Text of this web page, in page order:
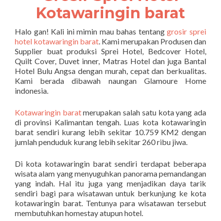
Kotawaringin barat
Halo gan! Kali ini mimin mau bahas tentanggrosir sprei
hotel kotawaringin barat. Kami merupakan Produsen dan
Supplier buat produksi Sprei Hotel, Bedcover Hotel,
Quilt Cover, Duvet inner, Matras Hotel dan juga Bantal
Hotel Bulu Angsa dengan murah, cepat dan berkualitas.
Kami berada dibawah naungan Glamoure Home
indonesia.
Kotawaringin baratmerupakan salah satu kota yang ada
di provinsi Kalimantan tengah. Luas kota kotawaringin
barat sendiri kurang lebih sekitar 10.759 KM2 dengan
jumlah penduduk kurang lebih sekitar 260 ribu jiwa.
Di kota kotawaringin barat sendiri terdapat beberapa
wisata alam yang menyuguhkan panorama pemandangan
yang indah. Hal itu juga yang menjadikan daya tarik
sendiri bagi para wisatawan untuk berkunjung ke kota
kotawaringin barat. Tentunya para wisatawan tersebut
membutuhkan homestay atupun hotel.